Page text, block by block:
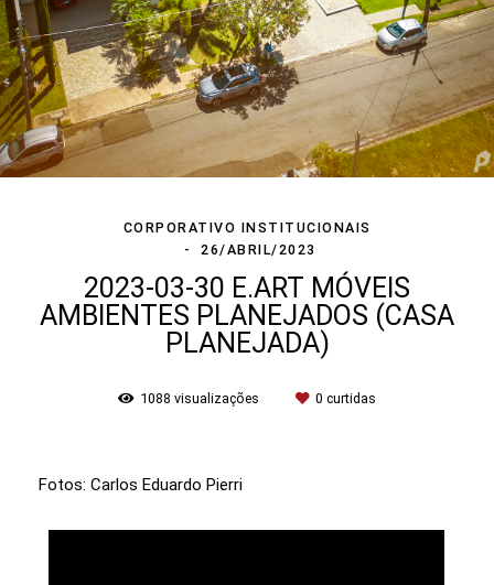
CORPORATIVO INSTITUCIONAIS
26/ABRIL/2023
2023-03-30 E.ART MÓVEIS
AMBIENTES PLANEJADOS (CASA
PLANEJADA)
1088 visualizações 0 curtidas
Fotos: Carlos Eduardo Pierri